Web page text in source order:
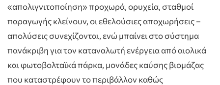
«απολιγνιτοποίηση» προχωρά, ορυχεία, σταθμοί
παραγωγής κλείνουν, οι εθελούσιες αποχωρήσεις –
απολύσεις συνεχίζονται, ενώ μπαίνει στο σύστημα
πανάκριβη για τον καταναλωτή ενέργεια από αιολικά
και φωτοβολταϊκά πάρκα, μονάδες καύσης βιομάζας
που καταστρέφουν το περιβάλλον καθώς